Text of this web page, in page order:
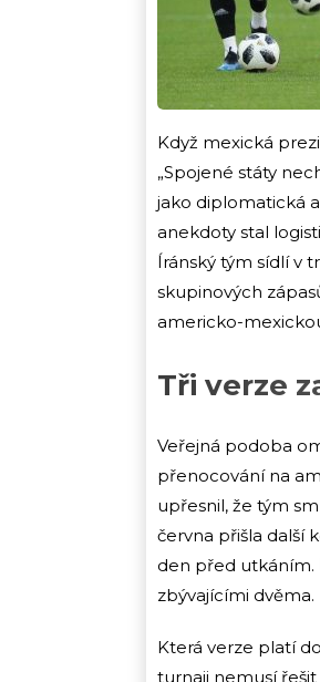
Když mexická
„Spojené státy
jako diplomatická
anekdoty stal
Íránský tým sídlí v
skupinových
americko-
Tři verze
Veřejná podoba
přenocování na
upřesnil, že tým
června přišla další
den před utkáním.
zbývajícími dvěma.
Která verze platí
turnaji nemusí